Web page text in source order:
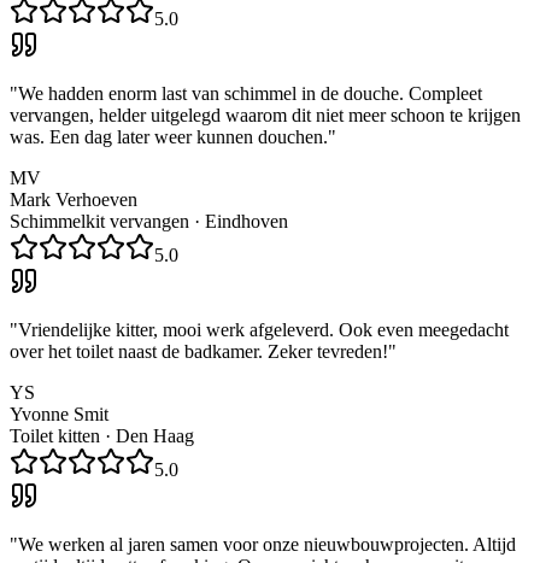
5.0
"We hadden enorm last van schimmel in de douche. Compleet
vervangen, helder uitgelegd waarom dit niet meer schoon te krijgen
was. Een dag later weer kunnen douchen."
MV
Mark Verhoeven
Schimmelkit vervangen · Eindhoven
5.0
"Vriendelijke kitter, mooi werk afgeleverd. Ook even meegedacht
over het toilet naast de badkamer. Zeker tevreden!"
YS
Yvonne Smit
Toilet kitten · Den Haag
5.0
"We werken al jaren samen voor onze nieuwbouwprojecten. Altijd